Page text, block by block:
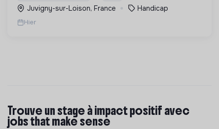
Juvigny-sur-Loison, France Handicap
Hier
Trouve un stage à impact positif avec
jobs that make sense